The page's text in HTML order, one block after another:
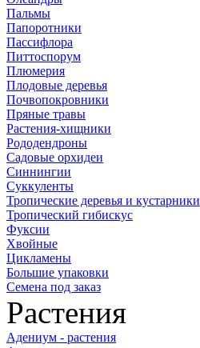
Пальмы
Папоротники
Пассифлора
Питтоспорум
Плюмерия
Плодовые деревья
Почвопокровники
Пряные травы
Растения-хищники
Рододендроны
Садовые орхидеи
Синнингии
Суккуленты
Тропические деревья и кустарники
Тропический гибискус
Фуксии
Хвойные
Цикламены
Большие упаковки
Семена под заказ
Растения
Адениум - растения